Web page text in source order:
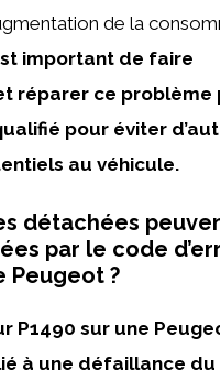
de la
important de faire
réparer ce problème
pour éviter
au véhicule.
détachées
par le code
Peugeot ?
P1490 sur une
à une défaillance du